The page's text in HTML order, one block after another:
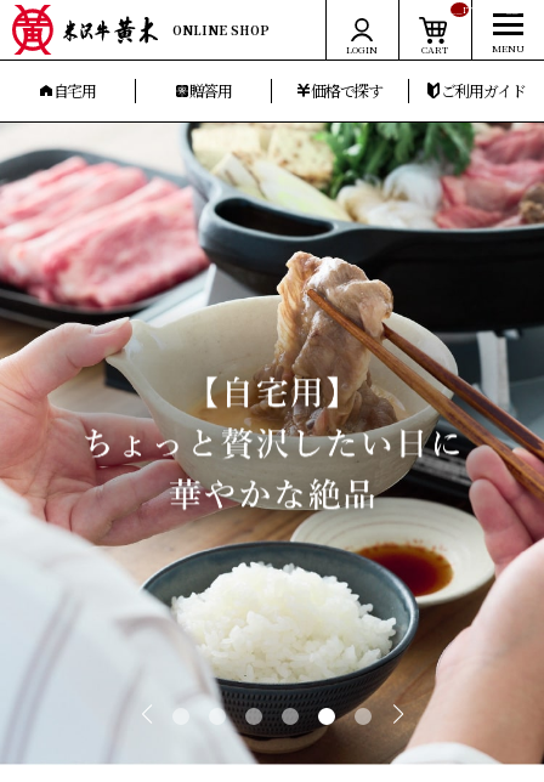
ONLINE SHOP
LOGIN CART
__ITM_CNT__
自宅用 贈答用 価格で探す ご利用ガイド